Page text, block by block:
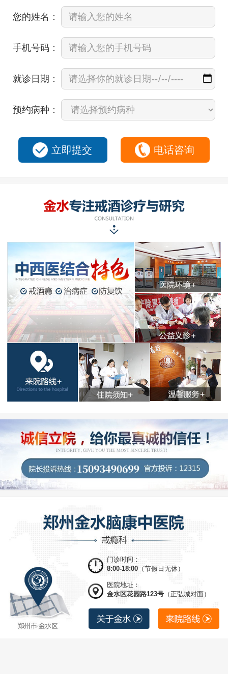
您的姓名：
手机号码：
就诊日期：
预约病种：
立即提交 电话咨询
门诊时间：
8:00-18:00 （节假日无休）
医院地址：
金水区花园路123号 （正弘城对面）